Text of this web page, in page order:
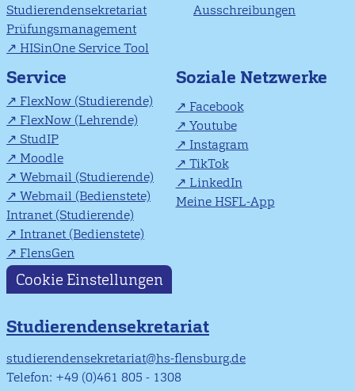
Studierendensekretariat
Prüfungsmanagement
HISinOne Service Tool
Ausschreibungen
Service
FlexNow (Studierende)
FlexNow (Lehrende)
StudIP
Moodle
Webmail (Studierende)
Webmail (Bedienstete)
Intranet (Studierende)
Intranet (Bedienstete)
FlensGen
Soziale Netzwerke
Facebook
Youtube
Instagram
TikTok
LinkedIn
Meine HSFL-App
Cookie Einstellungen
Studierendensekretariat
studierendensekretariat@hs-flensburg.de
Telefon: +49 (0)461 805 - 1308